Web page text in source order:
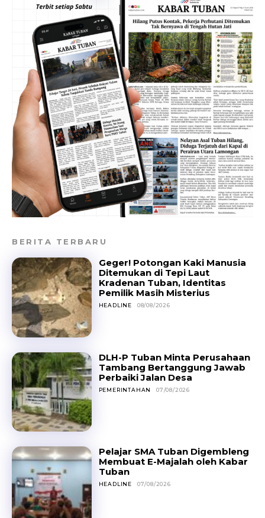
BERITA TERBARU
Geger! Potongan Kaki Manusia
Ditemukan di Tepi Laut
Kradenan Tuban, Identitas
Pemilik Masih Misterius
HEADLINE 08/08/2026
DLH-P Tuban Minta Perusahaan
Tambang Bertanggung Jawab
Perbaiki Jalan Desa
PEMERINTAHAN 07/08/2026
Pelajar SMA Tuban Digembleng
Membuat E-Majalah oleh Kabar
Tuban
HEADLINE 07/08/2026